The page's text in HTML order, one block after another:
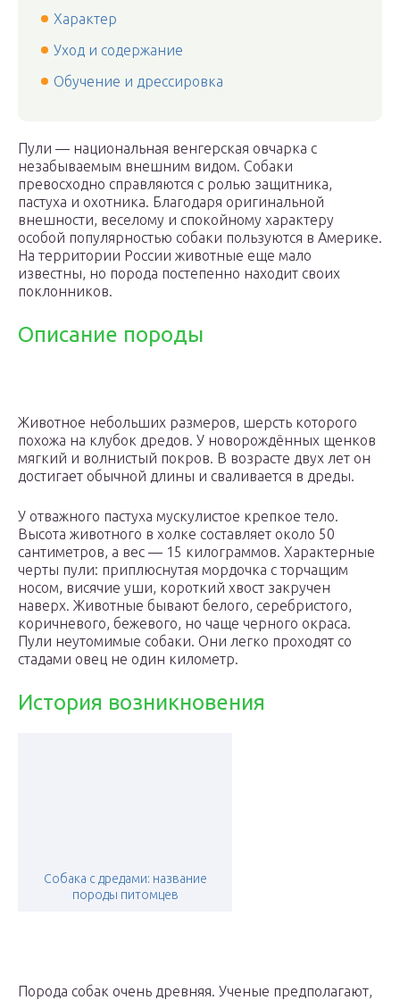
Характер
Уход и содержание
Обучение и дрессировка
Пули — национальная венгерская овчарка с
незабываемым внешним видом. Собаки
превосходно справляются с ролью защитника,
пастуха и охотника. Благодаря оригинальной
внешности, веселому и спокойному характеру
особой популярностью собаки пользуются в Америке.
На территории России животные еще мало
известны, но порода постепенно находит своих
поклонников.
Описание породы
Животное небольших размеров, шерсть которого
похожа на клубок дредов. У новорождённых щенков
мягкий и волнистый покров. В возрасте двух лет он
достигает обычной длины и сваливается в дреды.
У отважного пастуха мускулистое крепкое тело.
Высота животного в холке составляет около 50
сантиметров, а вес — 15 килограммов. Характерные
черты пули: приплюснутая мордочка с торчащим
носом, висячие уши, короткий хвост закручен
наверх. Животные бывают белого, серебристого,
коричневого, бежевого, но чаще черного окраса.
Пули неутомимые собаки. Они легко проходят со
стадами овец не один километр.
История возникновения
Собака с дредами: название
породы питомцев
Порода собак очень древняя. Ученые предполагают,